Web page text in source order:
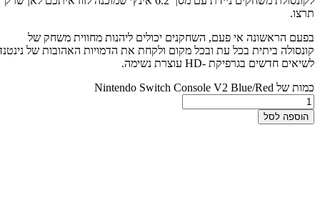
תרצו.
בפעם הראשונה אי פעם, השחקנים יכולים ליהנות מחווית משחק של
קונסולה ביתית בכל עת ובכל מקום ולקחת את הדמויות האהובות של נינטנדו
לשיאים חדשים בגרפיקת -HD עוצרת נשימה.
כמות של Nintendo Switch Console V2 Blue/Red
הוספה לסל